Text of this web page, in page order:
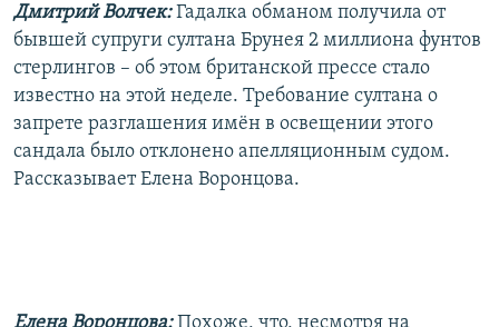
Все сайты РСЕ/РС
Дмитрий Волчек:Гадалка обманом получила от
бывшей супруги султана Брунея 2 миллиона фунтов
стерлингов – об этом британской прессе стало
известно на этой неделе. Требование султана о
запрете разглашения имён в освещении этого
сандала было отклонено апелляционным судом.
Рассказывает Елена Воронцова.